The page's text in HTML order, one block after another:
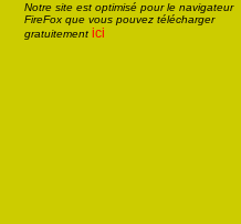
Notre site est optimisé pour le navigateur
FireFox que vous pouvez télécharger
gratuitement ici